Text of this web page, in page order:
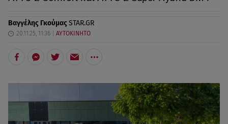
Βαγγέλης ΓκούμαςSTAR.GR
20.11.25, 11:36 ΑΥΤΟΚΙΝΗΤΟ